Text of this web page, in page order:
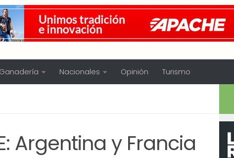
Ganadería Nacionales Opinión Turismo
Argentina y Francia